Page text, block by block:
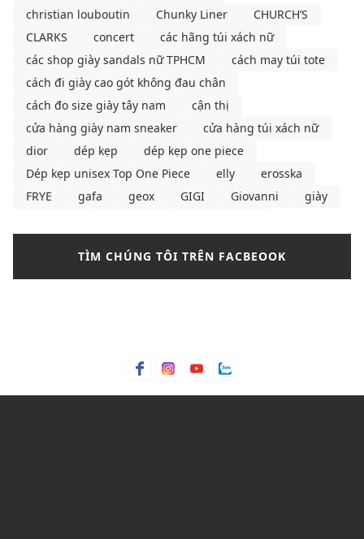
christian louboutin
Chunky Liner
CHURCH’S
CLARKS
concert
các hãng túi xách nữ
các shop giày sandals nữ TPHCM
cách may túi tote
cách đi giày cao gót không đau chân
cách đo size giày tây nam
cận thị
cửa hàng giày nam sneaker
cửa hàng túi xách nữ
dior
dép kẹp
dép kẹp one piece
Dép kẹp unisex Top One Piece
elly
erosska
FRYE
gafa geox GIGI Giovanni
giày
giày búp bê pedro
giày búp bê đen
giày cao gót
giày dép nữ
Giày lười
giày mlb
giày sandals nữ
TÌM CHÚNG TÔI TRÊN FACBEOOK